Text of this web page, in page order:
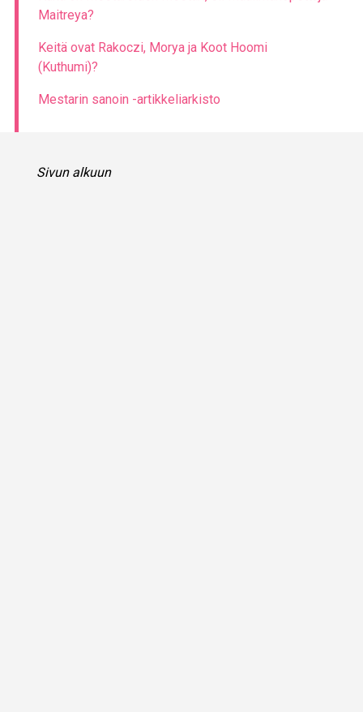
Maitreya?
Keitä ovat Rakoczi, Morya ja Koot Hoomi
(Kuthumi)?
Mestarin sanoin -artikkeliarkisto
Sivun alkuun